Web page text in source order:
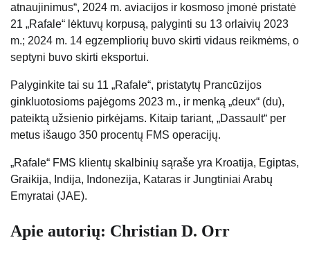
atnaujinimus“, 2024 m. aviacijos ir kosmoso įmonė pristatė
21 „Rafale“ lėktuvų korpusą, palyginti su 13 orlaivių 2023
m.; 2024 m. 14 egzempliorių buvo skirti vidaus reikmėms, o
septyni buvo skirti eksportui.
Palyginkite tai su 11 „Rafale“, pristatytų Prancūzijos
ginkluotosioms pajėgoms 2023 m., ir menką „deux“ (du),
pateiktą užsienio pirkėjams. Kitaip tariant, „Dassault“ per
metus išaugo 350 procentų FMS operacijų.
„Rafale“ FMS klientų skalbinių sąraše yra Kroatija, Egiptas,
Graikija, Indija, Indonezija, Kataras ir Jungtiniai Arabų
Emyratai (JAE).
Apie autorių: Christian D. Orr